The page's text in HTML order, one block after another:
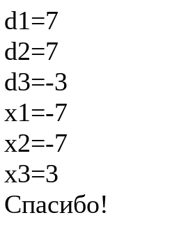
d1=7
d2=7
d3=-3
х1=-7
х2=-7
х3=3